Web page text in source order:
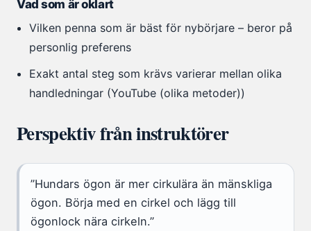
Vad som är oklart
Vilken penna som är bäst för nybörjare – beror på
personlig preferens
Exakt antal steg som krävs varierar mellan olika
handledningar (YouTube (olika metoder))
Perspektiv från instruktörer
”Hundars ögon är mer cirkulära än mänskliga
ögon. Börja med en cirkel och lägg till
ögonlock nära cirkeln.”